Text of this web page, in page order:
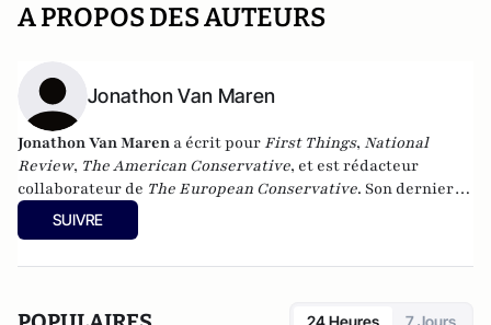
A PROPOS DES AUTEURS
Jonathon Van Maren
Jonathon Van Maren a écrit pour First Things, National
Review, The American Conservative, et est rédacteur
collaborateur de The European Conservative. Son dernier
livre s'intitule
Prairie Lion : The Life & Times of Ted Byfield
SUIVRE
24 Heures 7 Jours